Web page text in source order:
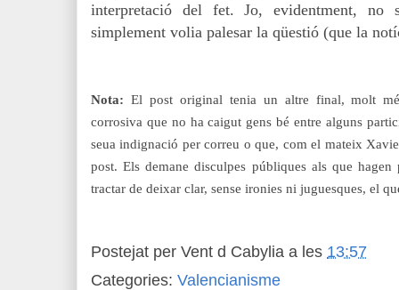
interpretació del fet. Jo, evidentment,
simplement volia palesar la qüestió (que la
Nota: El post original tenia un altre final, molt
corrosiva que no ha caigut gens bé entre alguns
seua indignació per correu o que, com el mateix
post. Els demane disculpes públiques als que
tractar de deixar clar, sense ironies ni juguesques, el
Postejat per Vent d Cabylia a les 13:57
Categories: Valencianisme